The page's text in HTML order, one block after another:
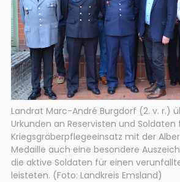
Landrat Marc-André Burgdorf (2. v. r.)
Urkunden an Reservisten und Soldaten
Kriegsgräberpflegeeinsatz mit der
Medaille auch eine besondere
die aktive Soldaten für einen
leisteten. (Foto: Landkreis Emsland)